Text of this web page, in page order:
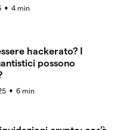
● 4 min
hackerato? I
possono
● 6 min